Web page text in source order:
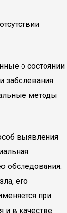
о состоянии
заболевания
методы
выявления
обследования.
его
при
и в качестве